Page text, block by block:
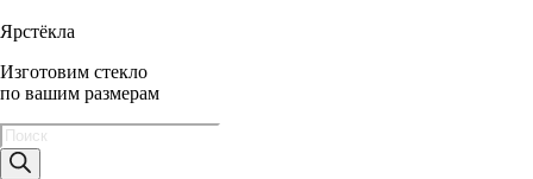
Ярстёкла
Изготовим стекло
по вашим размерам
Поиск
товаров